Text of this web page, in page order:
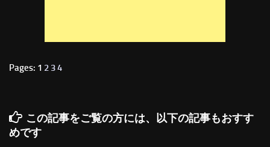
Pages: 1 2 34
この記事をご覧の方には、以下の記事もおすす
めです